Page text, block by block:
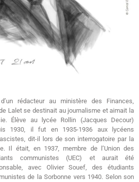
rédacteur au ministère des Finances,
Lalet se destinait au journalisme et aimait la
Élève au lycée Rollin (Jacques Decour)
1930, il fut en 1935-1936 aux lycéens
dit-il lors de son interrogatoire par la
Il était, en 1937, membre de l’Union des
communistes (UEC) et aurait été
avec Olivier Souef, des étudiants
de la Sorbonne vers 1940. Selon son